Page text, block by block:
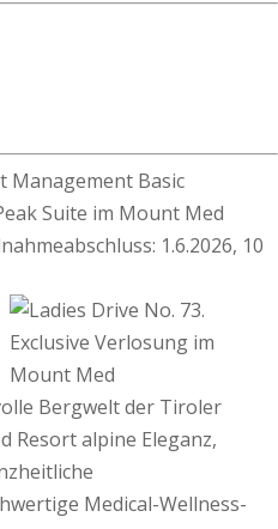
Management Basic
Suite im Mount Med
1.6.2026, 10
Bergwelt der Tiroler
Resort alpine Eleganz,
Medical-Wellness-